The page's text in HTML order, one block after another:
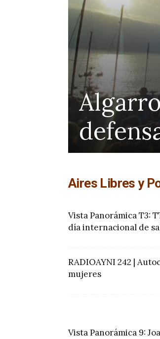
de
Aires Libres y
Vista Panorámica T3:
día internacional de
RADIOAYNI 242 |
mujeres
Vista Panorámica 9: